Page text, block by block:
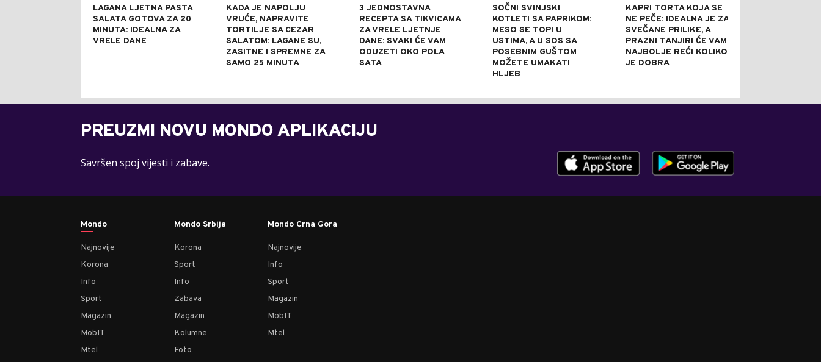
LAGANA LJETNA PASTA
SALATA GOTOVA ZA 20
MINUTA: IDEALNA ZA
VRELE DANE
KADA JE NAPOLJU
VRUĆE, NAPRAVITE
TORTILJE SA CEZAR
SALATOM: LAGANE SU,
ZASITNE I SPREMNE ZA
SAMO 25 MINUTA
3 JEDNOSTAVNA
RECEPTA SA TIKVICAMA
ZA VRELE LJETNJE
DANE: SVAKI ĆE VAM
ODUZETI OKO POLA
SATA
SOČNI SVINJSKI
KOTLETI SA PAPRIKOM:
MESO SE TOPI U
USTIMA, A U SOS SA
POSEBNIM GUŠTOM
MOŽETE UMAKATI
HLJEB
KAPRI TORTA KOJA SE
NE PEČE: IDEALNA JE ZA
SVEČANE PRILIKE, A
PRAZNI TANJIRI ĆE VAM
NAJBOLJE REĆI KOLIKO
JE DOBRA
PREUZMI NOVU MONDO APLIKACIJU
Savršen spoj vijesti i zabave.
Mondo
Najnovije
Korona
Info
Sport
Magazin
MobIT
Mtel
Mondo Srbija
Korona
Sport
Info
Zabava
Magazin
Kolumne
Foto
Mondo Crna Gora
Najnovije
Info
Sport
Magazin
MobIT
Mtel